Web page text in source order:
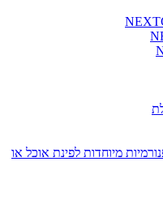
מיוחדות לפינת אוכל או